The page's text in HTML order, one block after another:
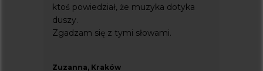
Zuzanna, Kraków
ktoś powiedział, że muzyka dotyka
duszy.
Zgadzam się z tymi słowami.